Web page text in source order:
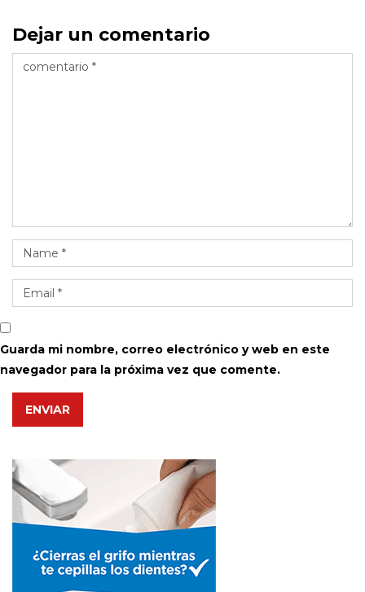
Dejar un comentario
Guarda mi nombre, correo electrónico y web en este
navegador para la próxima vez que comente.
ENVIAR